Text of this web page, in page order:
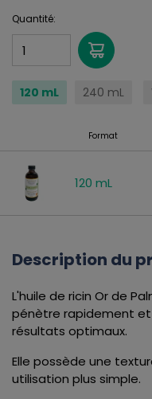
Quantité:
120 mL 240 mL
Format
120 mL
Description du
L'huile de ricin Or de
pénètre rapidement
résultats optimaux.
Elle possède une
utilisation plus simple.